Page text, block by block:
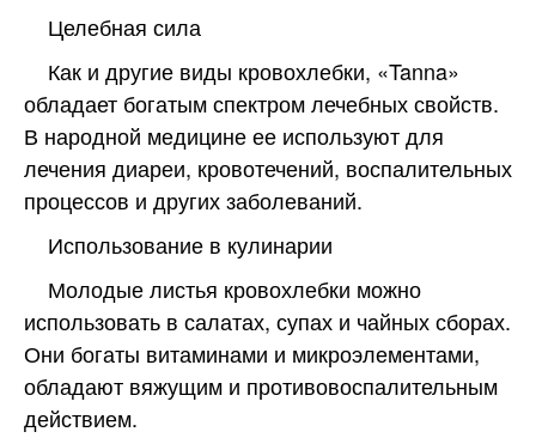
Целебная сила
Как и другие виды кровохлебки, «Tanna»
обладает богатым спектром лечебных свойств.
В народной медицине ее используют для
лечения диареи, кровотечений, воспалительных
процессов и других заболеваний.
Использование в кулинарии
Молодые листья кровохлебки можно
использовать в салатах, супах и чайных сборах.
Они богаты витаминами и микроэлементами,
обладают вяжущим и противовоспалительным
действием.